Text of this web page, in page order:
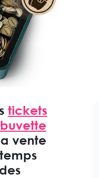
tickets
vente